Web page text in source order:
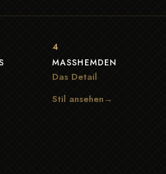
4
MASSHEMDEN
Das Detail
Stil ansehen→